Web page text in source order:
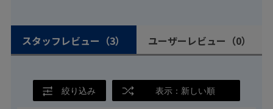
スタッフレビュー （3） ユーザーレビュー （0）
絞り込み 表示：新しい順